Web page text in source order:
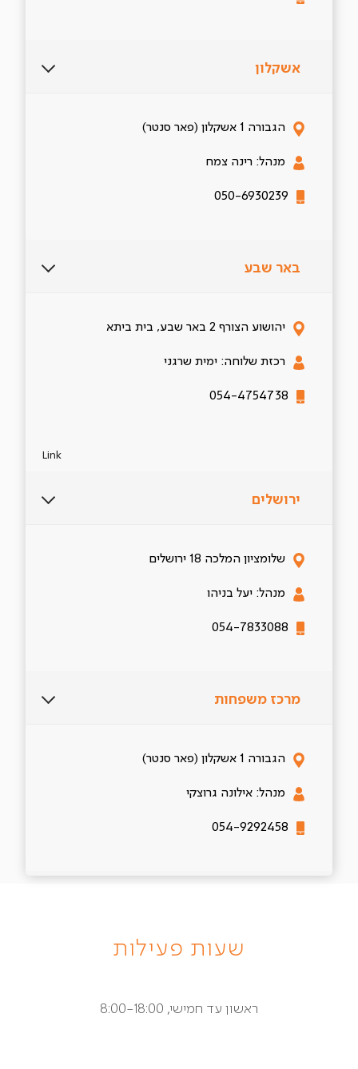
אשקלון
הגבורה 1 אשקלון (פאר סנטר)
מנהל: רינה צמח
050-6930239
באר שבע
יהושוע הצורף 2 באר שבע, בית ביתא
רכזת שלוחה: ימית שרגני
054-4754738
ירושלים
שלומציון המלכה 18 ירושלים
מנהל: יעל בניהו
054-7833088
מרכז משפחות
הגבורה 1 אשקלון (פאר סנטר)
מנהל: אילונה גרוצקי
054-9292458
שעות פעילות
ראשון עד חמישי, 8:00-18:00